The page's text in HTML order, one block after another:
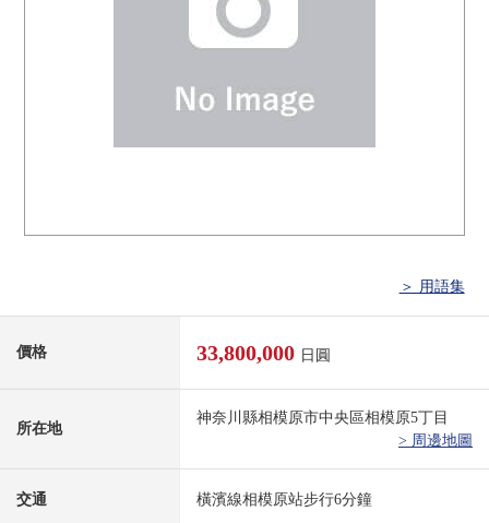
＞ 用語集
價格 33,800,000 日圓
所在地
神奈川縣相模原市中央區相模原5丁目
> 周邊地圖
交通 橫濱線相模原站步行6分鐘